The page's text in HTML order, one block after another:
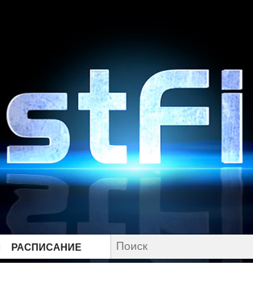
РАСПИСАНИЕ